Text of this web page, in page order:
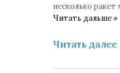
несколько
Читать дальше »
Читать далее